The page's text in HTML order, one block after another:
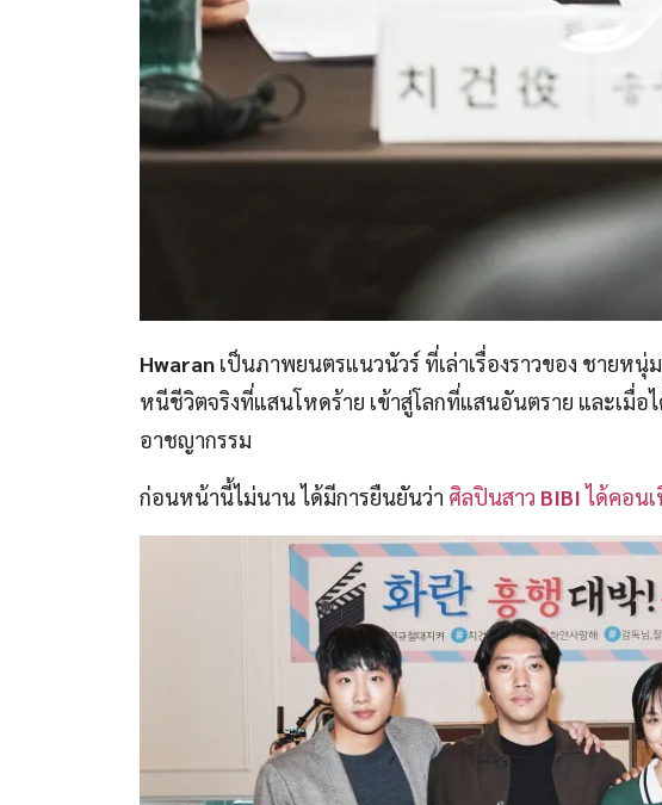
Hwaran เป็นภาพยนตรแนวนัวร์ ที่เล่าเรื่องราวของ ชายหนุ่
หนีชีวิตจริงที่แสนโหดร้าย เข้าสู่โลกที่แสนอันตราย และเมื่อ
อาชญากรรม
ก่อนหน้านี้ไม่นาน ได้มีการยืนยันว่า ศิลปินสาว BIBI ได้คอน